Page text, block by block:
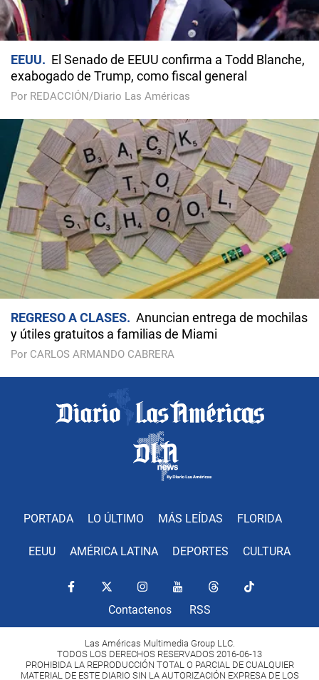
EEUU
El Senado de EEUU confirma a Todd Blanche,
exabogado de Trump, como fiscal general
Por REDACCIÓN/Diario Las Américas
REGRESO A CLASES
Anuncian entrega de mochilas
y útiles gratuitos a familias de Miami
Por CARLOS ARMANDO CABRERA
PORTADA LO ÚLTIMO MÁS LEÍDAS FLORIDA
EEUU AMÉRICA LATINA DEPORTES CULTURA
Contactenos RSS
Las Américas Multimedia Group LLC.
TODOS LOS DERECHOS RESERVADOS 2016-06-13
PROHIBIDA LA REPRODUCCIÓN TOTAL O PARCIAL DE CUALQUIER
MATERIAL DE ESTE DIARIO SIN LA AUTORIZACIÓN EXPRESA DE LOS